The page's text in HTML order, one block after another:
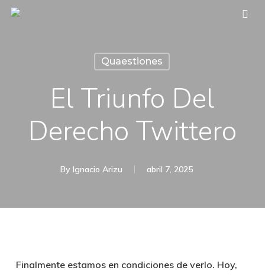
Skip
Quaestiones
El Triunfo Del
Derecho Twittero
By Ignacio Arizu abril 7, 2025
Finalmente estamos en condiciones de verlo. Hoy,